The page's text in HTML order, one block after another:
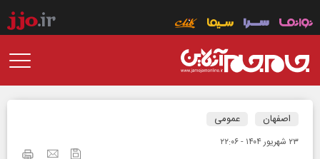
اصفهان عمومی
۲۳ شهريور ۱۴۰۴ - ۲۲:۰۶